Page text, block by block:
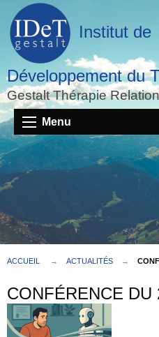
Institut de
Développement du
Gestalt Thérapie
Menu
ACCUEIL ACTUALITÉS
CONFÉRENCE DU